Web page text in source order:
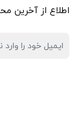
اطلاع از آخرین